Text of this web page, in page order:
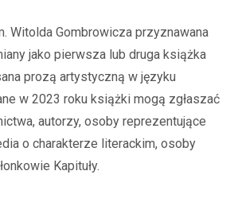
Witolda Gombrowicza przyznawana
jako pierwsza lub druga książka
prozą artystyczną w języku
w 2023 roku książki mogą zgłaszać
autorzy, osoby reprezentujące
o charakterze literackim, osoby
Kapituły.